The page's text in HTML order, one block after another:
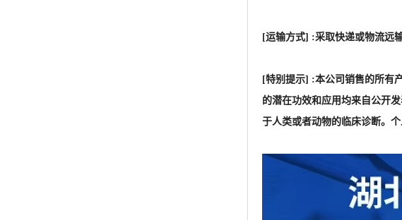
[运输方式] :采取快递或物流远
[特别提示] :本公司销售的所有
的潜在功效和应用均来自公开
于人类或者动物的临床诊断。